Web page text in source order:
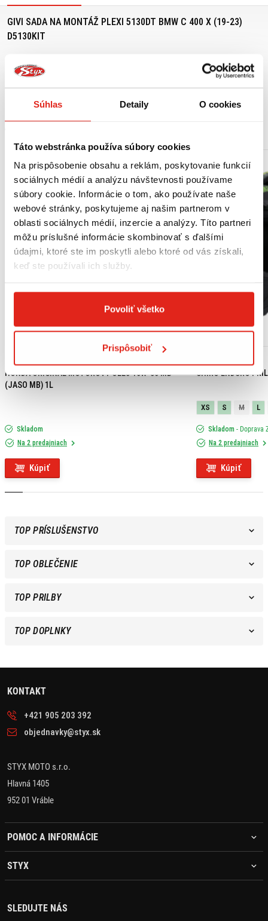
Súhlas Detaily O cookies
Táto webstránka používa súbory cookies
Na prispôsobenie obsahu a reklám, poskytovanie funkcií
sociálnych médií a analýzu návštevnosti používame
súbory cookie. Informácie o tom, ako používate naše
webové stránky, poskytujeme aj našim partnerom v
oblasti sociálnych médií, inzercie a analýzy. Títo partneri
môžu príslušné informácie skombinovať s ďalšími
údajmi, ktoré ste im poskytli alebo ktoré od vás získali,
keď ste používali ich služby.
Povoliť všetko
Prispôsobiť
GIVI SADA NA MONTÁŽ PLEXI 5130DT BMW C 400 X (19-23)
D5130KIT
Vhodné pre:
MOHLO BY SA VÁM PÁČIŤ
HONDA ORIGINAL MOTOROVÝ OLEJ 10W-30 MB
(JASO MB) 1L
Skladom
Na 2 predajniach
Kúpiť
SHIRO ENDURO
XS S M L
Skladom - Doprava
Na 2 predajniach
Kúpiť
TOP PRÍSLUŠENSTVO
TOP OBLEČENIE
TOP PRILBY
TOP DOPLNKY
KONTAKT
+421 905 203 392
objednavky@styx.sk
STYX MOTO s.r.o.
Hlavná 1405
952 01 Vráble
POMOC A INFORMÁCIE
STYX
SLEDUJTE NÁS